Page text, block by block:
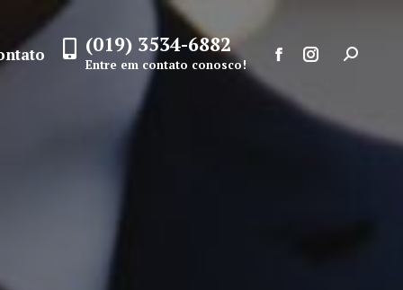
(019) 3534-6882
Entre em contato conosco!
Facebook
page
opens
Instagram
opens
Search: